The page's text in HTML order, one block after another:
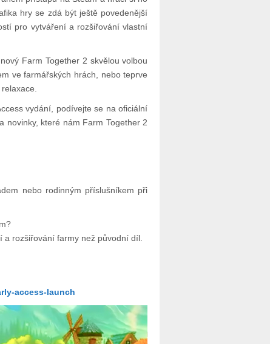
hry se zdá být ještě povedenější
pro vytváření a rozšiřování vlastní
Farm Together 2 skvělou volbou
ve farmářských hrách, nebo teprve
vydání, podívejte se na oficiální
novinky, které nám Farm Together 2
nebo rodinným příslušníkem při
a rozšiřování farmy než původní díl.
access-launch